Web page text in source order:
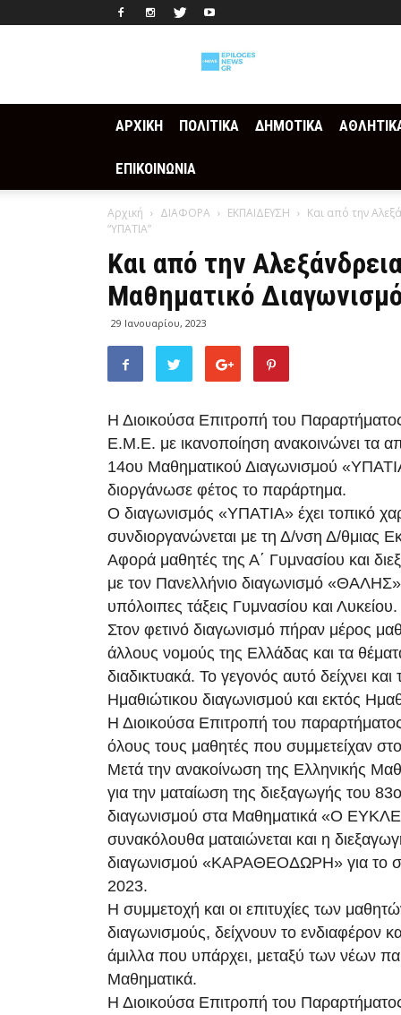
ΑΡΧΙΚΗ ΠΟΛΙΤΙΚΑ ΔΗΜΟΤΙΚΑ
ΕΠΙΚΟΙΝΩΝΙΑ
Αρχική ΔΙΑΦΟΡΑ ΕΚΠΑΙΔΕΥΣΗ
Και από την
“ΥΠΑΤΙΑ”
Και από την
Μαθηματικό
29 Ιανουαρίου, 2023
Η Διοικούσα Επιτροπή του
E.Μ.E. με ικανοποίηση ανακοινώνει τα
14ου Μαθηματικού Διαγωνισμού
διοργάνωσε φέτος το παράρτημα.
Ο διαγωνισμός «ΥΠΑΤΙΑ» έχει τοπικό
συνδιοργανώνεται με τη Δ/νση Δ/θμιας
Αφορά μαθητές της Α΄ Γυμνασίου και
με τον Πανελλήνιο διαγωνισμό
υπόλοιπες τάξεις Γυμνασίου και Λυκείου.
Στον φετινό διαγωνισμό πήραν μέρος
άλλους νομούς της Ελλάδας και τα
διαδικτυακά. Το γεγονός αυτό δείχνει
Ημαθιώτικου διαγωνισμού και εκτός
Η Διοικούσα Επιτροπή του
όλους τους μαθητές που συμμετείχαν
Μετά την ανακοίνωση της Ελληνικής
για την ματαίωση της διεξαγωγής του
διαγωνισμού στα Μαθηματικά «Ο
συνακόλουθα ματαιώνεται και η
διαγωνισμού «ΚΑΡΑΘΕΟΔΩΡΗ» για το
2023.
Η συμμετοχή και οι επιτυχίες των
διαγωνισμούς, δείχνουν το ενδιαφέρον
άμιλλα που υπάρχει, μεταξύ των νέων
Μαθηματικά.
Η Διοικούσα Eπιτροπή του Παραρτήματος